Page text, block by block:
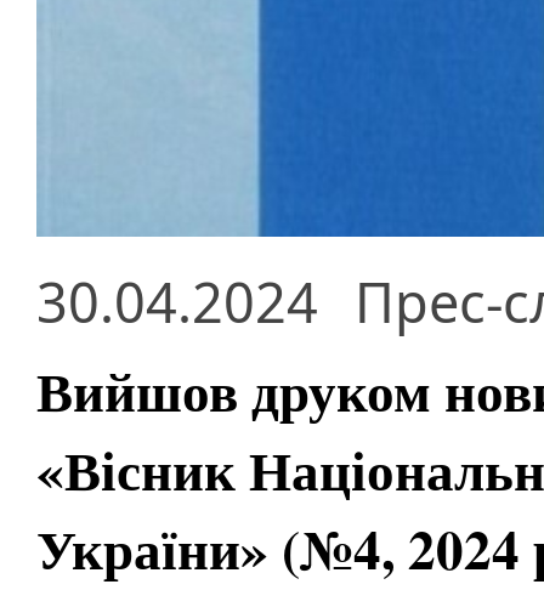
30.04.2024 Прес-
Вийшов друком
«Вісник
України» (№4, 2024